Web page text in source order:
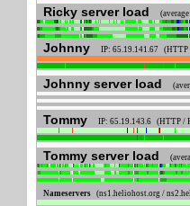
Ricky server load
Johnny IP: 65.19.141.67 (HTTP
Johnny server load
Tommy IP: 65.19.143.6 (HTTP /
Tommy server load
Nameservers (ns1.heliohost.org /